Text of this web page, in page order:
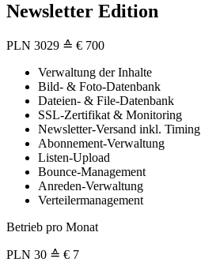
Newsletter Edition
PLN 3029 ≙ € 700
Verwaltung der Inhalte
Bild- & Foto-Datenbank
Dateien- & File-Datenbank
SSL-Zertifikat & Monitoring
Newsletter-Versand inkl. Timing
Abonnement-Verwaltung
Listen-Upload
Bounce-Management
Anreden-Verwaltung
Verteilermanagement
Betrieb pro Monat
PLN 30 ≙ € 7